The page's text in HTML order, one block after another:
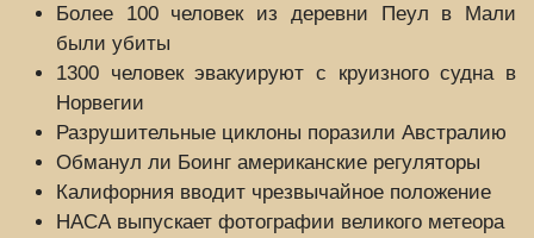
Более 100 человек из деревни Пеул в Мали
были убиты
1300 человек эвакуируют с круизного судна в
Норвегии
Разрушительные циклоны поразили Австралию
Обманул ли Боинг американские регуляторы
Калифорния вводит чрезвычайное положение
НАСА выпускает фотографии великого метеора